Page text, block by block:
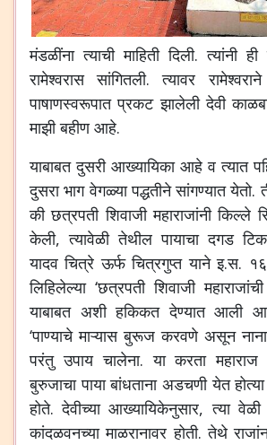
मंडळींना त्याची माहिती दिली.त्यांनी ही
रामेश्वरास सांगितली.त्यावर रामेश्वराने
पाषाणस्वरूपात प्रकट झालेली देवी
माझी बहीण आहे.
याबाबत दुसरी आख्यायिका आहे व त्यात
दुसरा भाग वेगळ्या पद्धतीने सांगण्यात येतो.
की छत्रपती शिवाजी महाराजांनी किल्ले
केली,त्यावेळी तेथील पायाचा दगड
यादव चित्रे ऊर्फ चित्रगुप्त याने इ.स.
लिहिलेल्या‘छत्रपती शिवाजी महाराजांची
याबाबत अशी हकिकत देण्यात आली
‘पाण्याचे माऱ्यास बुरूज करवणे असून
परंतु उपाय चालेना.या करता महाराज
बुरुजाचा पाया बांधताना अडचणी येत होत्या
होते.देवीच्या आख्यायिकेनुसार,त्या वेळी
कांदळवनच्या माळरानावर होती.तेथे